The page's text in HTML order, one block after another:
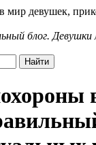
мир девушек,
блог.